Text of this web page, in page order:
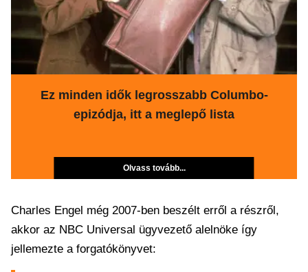
Ez minden idők legrosszabb Columbo-
epizódja, itt a meglepő lista
Olvass tovább...
Charles Engel még 2007-ben beszélt erről a részről,
akkor az NBC Universal ügyvezető alelnöke így
jellemezte a forgatókönyvet: